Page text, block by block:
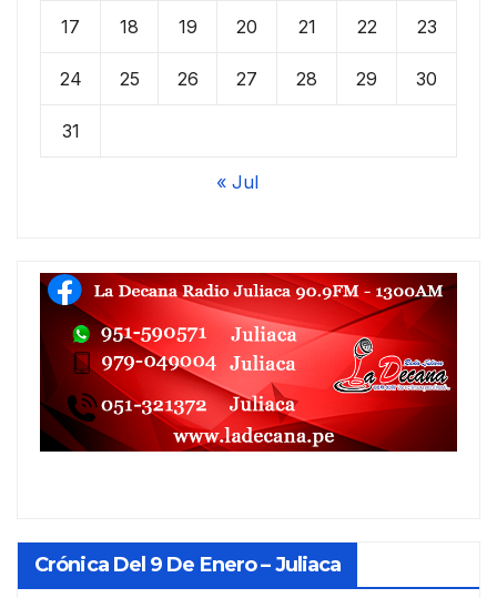
17 18 19 20 21 22 23
24 25 26 27 28 29 30
31
« Jul
Crónica Del 9 De Enero – Juliaca